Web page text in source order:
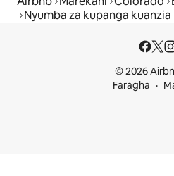
Nyumba za kupanga
© 2026
Faragha